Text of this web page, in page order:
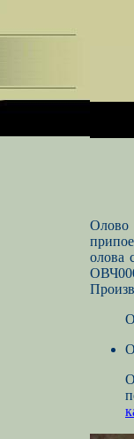
Олово
олова